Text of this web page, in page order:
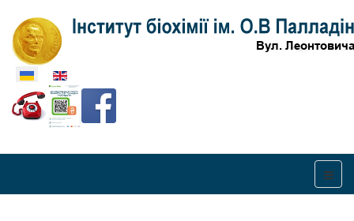
Оберіть свою мову